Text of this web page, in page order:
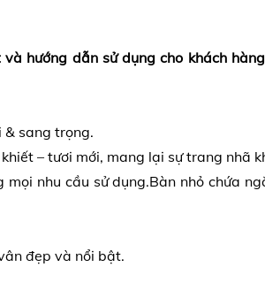
hướng dẫn sử dụng cho khách
& sang trọng.
– tươi mới, mang lại sự trang nhã
nhu cầu sử dụng.Bàn nhỏ chứa
đẹp và nổi bật.